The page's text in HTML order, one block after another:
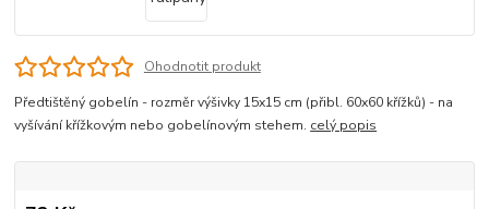
Ohodnotit produkt
Předtištěný gobelín - rozměr výšivky 15x15 cm (přibl. 60x60 křížků) - na
vyšívání křížkovým nebo gobelínovým stehem. celý popis